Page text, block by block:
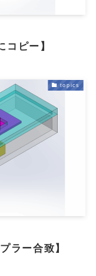
コピー】
topics
ラー合致】